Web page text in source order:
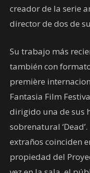
creador de la serie
director de dos de
Su trabajo más
también con
première
Fantasia Film
dirigido una de sus
sobrenatural
extraños coinciden
propiedad del